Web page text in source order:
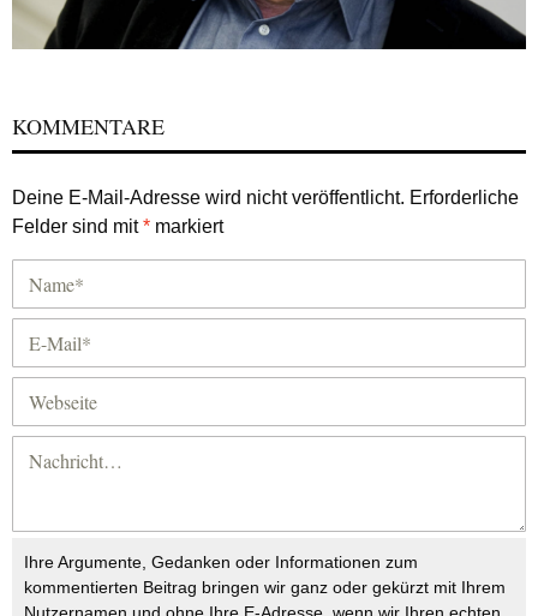
KOMMENTARE
Deine E-Mail-Adresse wird nicht veröffentlicht. Erforderliche
Felder sind mit* markiert
Ihre Argumente, Gedanken oder Informationen zum
kommentierten Beitrag bringen wir ganz oder gekürzt mit Ihrem